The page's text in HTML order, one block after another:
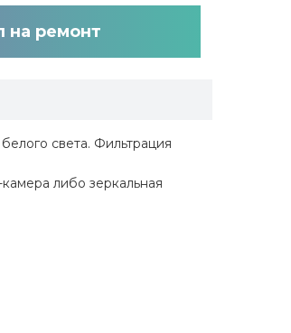
на ремонт
света. Фильтрация
либо зеркальная